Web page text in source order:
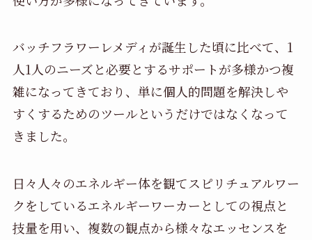
バッチフラワーレメディが誕生した頃に比べて、1
人1人のニーズと必要とするサポートが多様かつ複
雑になってきており、単に個人的問題を解決しや
すくするためのツールというだけではなくなって
きました。
日々人々のエネルギー体を観てスピリチュアルワー
クをしているエネルギーワーカーとしての視点と
技量を用い、複数の観点から様々なエッセンスを